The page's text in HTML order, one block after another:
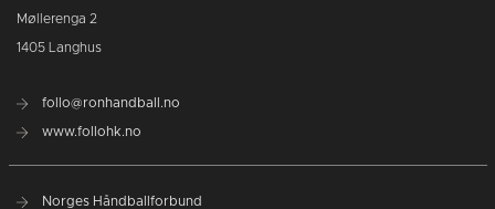
Møllerenga 2
1405 Langhus
follo@ronhandball.no
www.follohk.no
Norges Håndballforbund